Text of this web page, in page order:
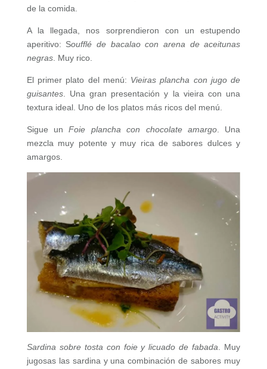
de la comida.
A la llegada, nos sorprendieron con un estupendo
aperitivo: Soufflé de bacalao con arena de aceitunas
negras. Muy rico.
El primer plato del menú: Vieiras plancha con jugo de
guisantes. Una gran presentación y la vieira con una
textura ideal. Uno de los platos más ricos del menú.
Sigue unFoie plancha con chocolate amargo. Una
mezcla muy potente y muy rica de sabores dulces y
amargos.
Sardina sobre tosta con foie y licuado de fabada. Muy
jugosas las sardina y una combinación de sabores muy